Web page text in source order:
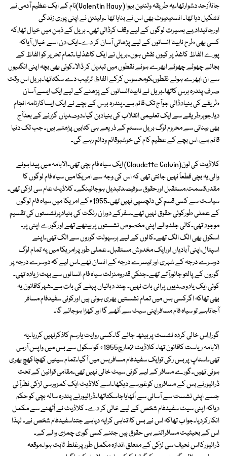
جانااَزحد دشوارتھا۔یہ طریقہ ولنٹین ہیوا (Valentin Hauy)نام کے ایک عظیم آدمی نے
تشکیل دیا تھا۔ انسٹیٹیوٹ بھی اس نے بنایا تھا ۔ولینٹن نے اپنی پوری زندگی
اورجائیداد،بے بصیرت لوگوں کے لیے وقف کرڈالی تھی۔ بریل کے ذہن میں خیال تھا،کہ
کسی بھی طرح نابینا انسانوں کے لیے پڑھائی آسان کر دے۔ایک دن اسے خیال آیاکہ
پورے الفاظ کاغذ پر کیوں نقش ہوں۔بریل نے ایک کاغذلیا۔تمام تحریر کو الفاظ کے
بجائے چھوٹے چھوٹے ابھرے ہوئے نقطوں میں تبدیل کر ڈالا۔کوئی بھی بچہ اپنی انگلیوں
سے ان ابھرے ہوئے نقطوںکومحسوس کرکے الفاظ ترتیب دے سکتاتھا۔بریل اس وقت
صرف پندرہ برس کاتھا۔بریل نے نابیناانسانوں کے پڑھنے کے لیے ایک ایسے آسان
طریقے کی بنیادڈالی جوآج تک قائم ہے۔پندرہ برس کے بچے نے ایک ایساکارنامہ انجام
دیا،جوہرطریقے سے ایک تعلیمی انقلاب کی بنیادبن گیا۔دوصدیاں گزرنے کے بعدآج
بھی بینائی سے محروم لوگ بریل سسٹم کے ذریعے ہی کتابیں پڑھتے ہیں۔ جب تک دنیا
قائم ہے، اس بچے کے عظیم کام کی خوشبوقائم ودائم رہے گی۔
کلاڈیٹ کی لون(Claudette Colvin) ایک سیاہ فام بچی تھی۔الابامہ میں پیداہونے
والی یہ بچی قطعاً نہیں جانتی تھی کہ اس کی وجہ سے امریکا میں سیاہ فام لوگوں کا
مقدر،قسمت،مستقبل اورحقوق سوفیصدتبدیل ہوجائینگے۔ کلاڈیٹ عام سی لڑکی تھی۔
سیاست سے کسی قسم کی دلچسپی نہیں تھی۔1955ء کے امریکا میں سیاہ فام لوگوں
کے عملی طورکوئی حقوق نہیں تھے۔سفرکے دوران رنگت کی بنیادپرنشستوں کی تقسیم
موجود تھی۔کالی جلدوالے اپنی مخصوص نشستوں پربیٹھے تھے اورگورے اپنی پر۔
اسکول بھی الگ الگ تھے۔کالوں کے لیے ہرسہولت گوروں سے الگ تھی۔اپنے
اسپتال،اپنی آبادیاں اورایک مخدوش مستقبل۔ عملی طورپرامریکا میں یہ تمام لوگ
دوسرے درجہ کے شہری اور تیسرے درجہ کے انسان تھے۔اس لیے کہ دوسرے درجہ پر
گوروں کے پالتو جانورآتے تھے۔جنکی قدرومنزلت سیاہ فام انسانوں سے بہت زیادہ تھی۔
کوئی ایک یادوصدیوں پرانی بات نہیں۔ چند دہائیاں پہلے کی بات ہے۔شہرکاقانون یہ
بھی تھاکہ اگرکسی بس میں تمام نشستیں بھری ہوئی ہیں اورکوئی سفیدفام مسافر
آجاتاہے تو سیاہ فام مسافراپنی سیٹ سے اُٹھے گا اور کھڑا ہوجائے گا۔
گورا،اس خالی کردہ نشست پربیٹھ جائے گا۔کسی روایت یارسم کاذکرنہیں کررہا۔یہ
الابامہ ریاست کاقانون تھا۔ کلاڈیٹ 2مارچ1955ء کواسکول سے بس میں واپس آرہی
تھی۔اسٹاپ پربس رکی توایک سفیدفام مسافربس میں آگیا۔تمام سیٹیں کھچاکھچ بھری
ہوئی تھیں۔گورے مسافر کے لیے کوئی سیٹ خالی نہیں تھی۔مقامی قوانین کے تحت
ڈرائیورنے بس کے مسافروں کوغورسے دیکھا۔اسے کلاڈیٹ ایک کمزورسی لڑکی نظرآئی
جسے اپنی نشست سے آسانی سے اُٹھایاجاسکتاتھا۔ڈرائیورنے پندرہ سالہ بچی کو حکم
دیاکہ اپنی سیٹ سفیدفام شخص کے لیے خالی کر دے۔ کلاڈیٹ نے اُٹھنے سے مکمل
انکارکردیا۔جواب تھاکہ اس نے بس کااتناہی کرایہ دیاہے جتناسفیدفام شخص نے۔ لہذا
اس کے بحیثیت مسافراتنے ہی حقوق ہیں جتنے کسی گوری چمڑی والے کے۔
ڈرائیورکااس نحیف سی لڑکی کے متعلق اندازہ مکمل طورپرغلط ثابت ہوا۔موقعہ